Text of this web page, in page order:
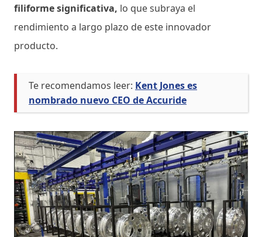
filiforme significativa, lo que subraya el
rendimiento a largo plazo de este innovador
producto.
Te recomendamos leer: Kent Jones es
nombrado nuevo CEO de Accuride